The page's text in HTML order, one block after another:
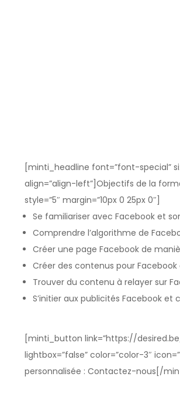
[minti_headline font=”font-special”
align=”align-left”]Objectifs de la
style=”5″ margin=”10px 0 25px 0″]
Se familiariser avec Facebook et
Comprendre l’algorithme de
Créer une page Facebook de
Créer des contenus pour
Trouver du contenu à relayer sur
S’initier aux publicités Facebook
[minti_button link=”https://
lightbox=”false” color=”color-3″
personnalisée : Contactez-nous[/